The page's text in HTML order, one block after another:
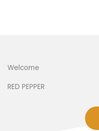
Welcome
RED PEPPER